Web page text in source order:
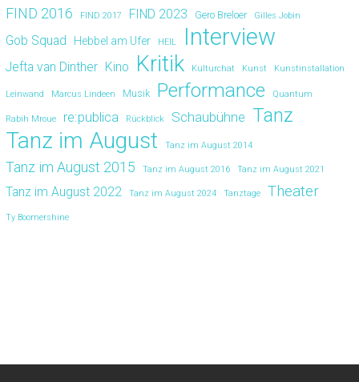
FIND 2016 FIND 2017 FIND 2023 Gero Breloer Gilles Jobin
Gob Squad Hebbel am Ufer HEIL Interview
Jefta van Dinther Kino Kritik Kulturchat Kunst Kunstinstallation
Leinwand Marcus Lindeen Musik Performance Quantum
Rabih Mroue re:publica Rückblick Schaubühne Tanz
Tanz im August Tanz im August 2014
Tanz im August 2015 Tanz im August 2016 Tanz im August 2021
Tanz im August 2022 Tanz im August 2024 Tanztage Theater
Ty Boomershine